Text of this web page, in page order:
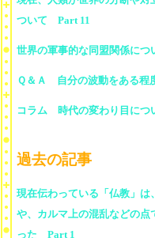
ついて Part 11
世界の軍事的な同盟関係に
Ｑ＆Ａ 自分の波動をある程
コラム 時代の変わり目につ
過去の記事
現在伝わっている「仏教」は
や、カルマ上の混乱などの
った Part 1